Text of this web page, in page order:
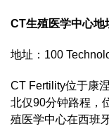
CT生殖医学中心地
地址：100
CT Fertility位于康
北仅90分钟路程，
殖医学中心在西班